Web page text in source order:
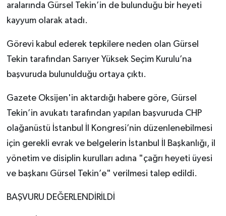
aralarında Gürsel Tekin’in de bulunduğu bir heyeti
kayyum olarak atadı.
Görevi kabul ederek tepkilere neden olan Gürsel
Tekin tarafından Sarıyer Yüksek Seçim Kurulu’na
başvuruda bulunulduğu ortaya çıktı.
Gazete Oksijen'in aktardığı habere göre, Gürsel
Tekin’in avukatı tarafından yapılan başvuruda CHP
olağanüstü İstanbul İl Kongresi’nin düzenlenebilmesi
için gerekli evrak ve belgelerin İstanbul İl Başkanlığı, il
yönetim ve disiplin kurulları adına "çağrı heyeti üyesi
ve başkanı Gürsel Tekin’e" verilmesi talep edildi.
BAŞVURU DEĞERLENDİRİLDİ